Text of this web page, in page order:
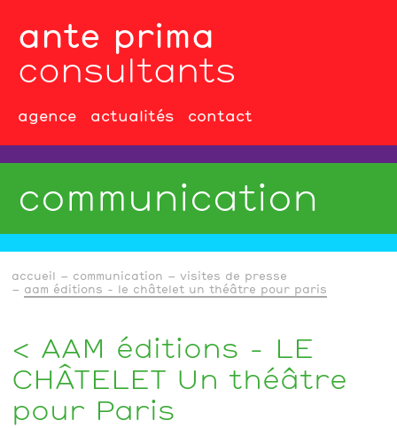
ante prima
consultants
agence actualités contact
communication
accueil communication
visites de presse
aam éditions - le châtelet un théâtre pour paris
AAM éditions - LE
CHÂTELET Un théâtre
pour Paris